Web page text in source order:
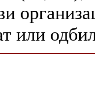
или